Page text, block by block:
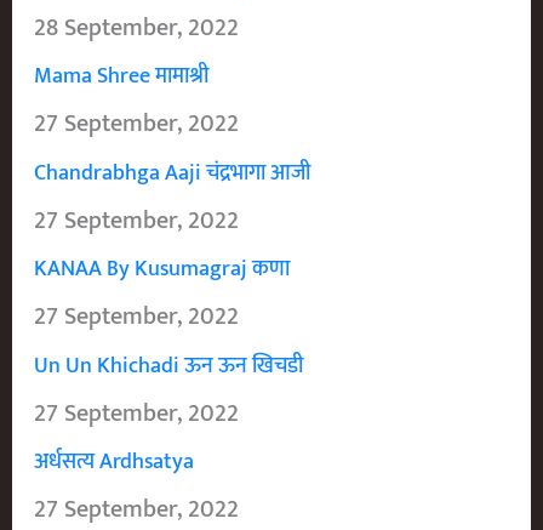
28 September, 2022
Mama Shree मामाश्री
27 September, 2022
Chandrabhga Aaji चंद्रभागा आजी
27 September, 2022
KANAA By Kusumagraj कणा
27 September, 2022
Un Un Khichadi ऊन ऊन खिचडी
27 September, 2022
अर्धसत्य Ardhsatya
27 September, 2022